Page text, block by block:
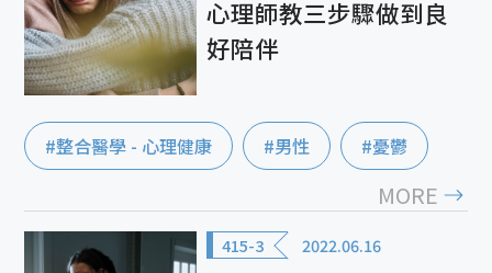
心理師教三步驟做到良
好陪伴
#整合醫學 - 心理健康 #男性 #憂鬱
MORE
415-3 2022.06.16